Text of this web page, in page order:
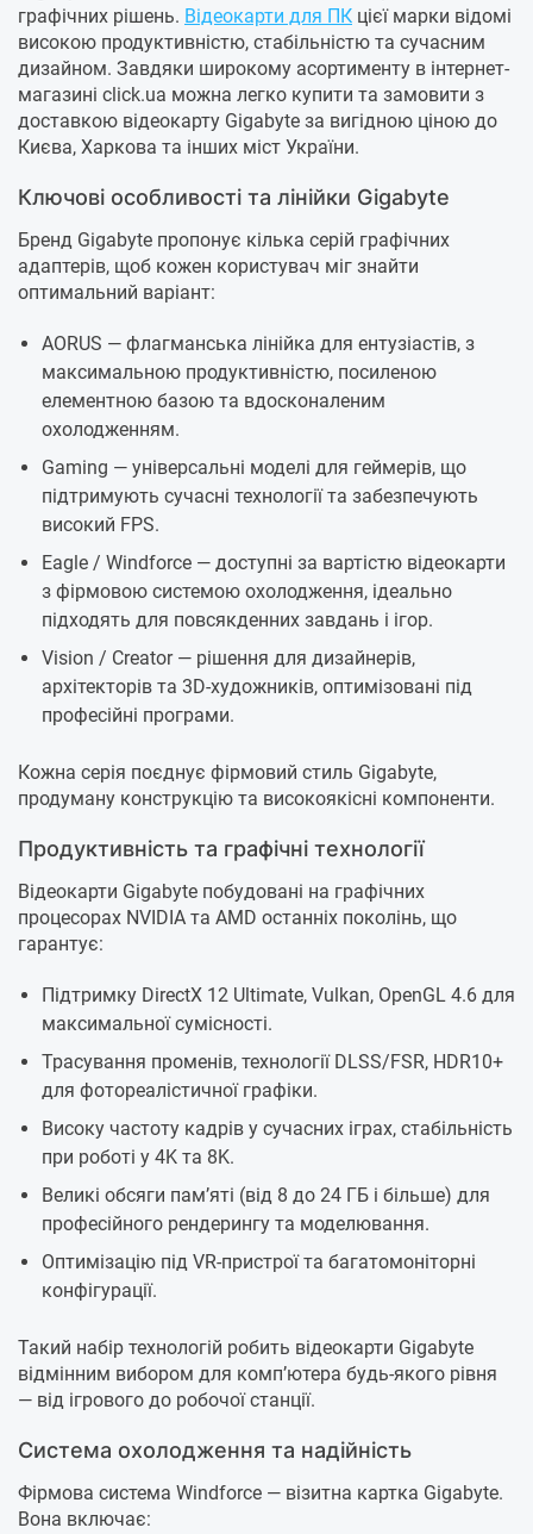
графічних рішень. Відеокарти для ПК цієї марки відомі
високою продуктивністю, стабільністю та сучасним
дизайном. Завдяки широкому асортименту в інтернет-
магазині click.ua можна легко купити та замовити з
доставкою відеокарту Gigabyte за вигідною ціною до
Києва, Харкова та інших міст України.
Ключові особливості та лінійки Gigabyte
Бренд Gigabyte пропонує кілька серій графічних
адаптерів, щоб кожен користувач міг знайти
оптимальний варіант:
AORUS — флагманська лінійка для ентузіастів, з
максимальною продуктивністю, посиленою
елементною базою та вдосконаленим
охолодженням.
Gaming — універсальні моделі для геймерів, що
підтримують сучасні технології та забезпечують
високий FPS.
Eagle / Windforce — доступні за вартістю відеокарти
з фірмовою системою охолодження, ідеально
підходять для повсякденних завдань і ігор.
Vision / Creator — рішення для дизайнерів,
архітекторів та 3D-художників, оптимізовані під
професійні програми.
Кожна серія поєднує фірмовий стиль Gigabyte,
продуману конструкцію та високоякісні компоненти.
Продуктивність та графічні технології
Відеокарти Gigabyte побудовані на графічних
процесорах NVIDIA та AMD останніх поколінь, що
гарантує:
Підтримку DirectX 12 Ultimate, Vulkan, OpenGL 4.6 для
максимальної сумісності.
Трасування променів, технології DLSS/FSR, HDR10+
для фотореалістичної графіки.
Високу частоту кадрів у сучасних іграх, стабільність
при роботі у 4K та 8K.
Великі обсяги пам’яті (від 8 до 24 ГБ і більше) для
професійного рендерингу та моделювання.
Оптимізацію під VR-пристрої та багатомоніторні
конфігурації.
Такий набір технологій робить відеокарти Gigabyte
відмінним вибором для комп’ютера будь-якого рівня
— від ігрового до робочої станції.
Система охолодження та надійність
Фірмова система Windforce — візитна картка Gigabyte.
Вона включає: